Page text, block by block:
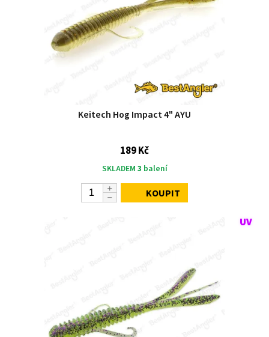
Keitech Hog Impact 4" AYU
189 Kč
SKLADEM 3 balení
KOUPIT